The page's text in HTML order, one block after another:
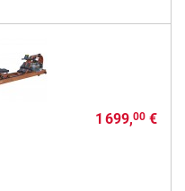
1 699,00€